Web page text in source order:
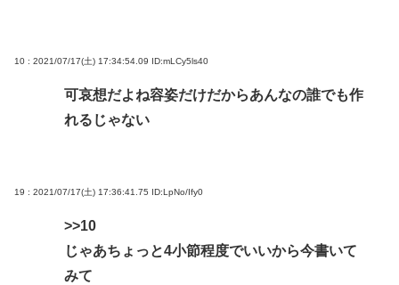
10 : 2021/07/17(土) 17:34:54.09 ID:mLCy5ls40
可哀想だよね容姿だけだからあんなの誰でも作
れるじゃない
19 : 2021/07/17(土) 17:36:41.75 ID:LpNo/Ify0
>>10
じゃあちょっと4小節程度でいいから今書いて
みて